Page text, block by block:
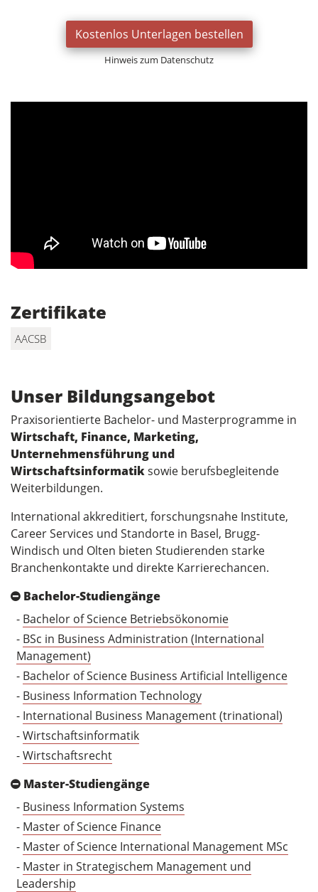
Kostenlos Unterlagen bestellen
Hinweis zum Datenschutz
Zertifikate
AACSB
Unser Bildungsangebot
Praxisorientierte Bachelor- und Masterprogramme in
Wirtschaft, Finance, Marketing,
Unternehmensführung und
Wirtschaftsinformatiksowie berufsbegleitende
Weiterbildungen.
International akkreditiert, forschungsnahe Institute,
Career Services und Standorte in Basel, Brugg-
Windisch und Olten bieten Studierenden starke
Branchenkontakte und direkte Karrierechancen.
Bachelor-Studiengänge
- Bachelor of Science Betriebsökonomie
- BSc in Business Administration (International
Management)
- Bachelor of Science Business Artificial Intelligence
- Business Information Technology
- International Business Management (trinational)
-Wirtschaftsinformatik
-Wirtschaftsrecht
Master-Studiengänge
- Business Information Systems
- Master of Science Finance
- Master of Science International Management MSc
- Master in Strategischem Management und
Leadership